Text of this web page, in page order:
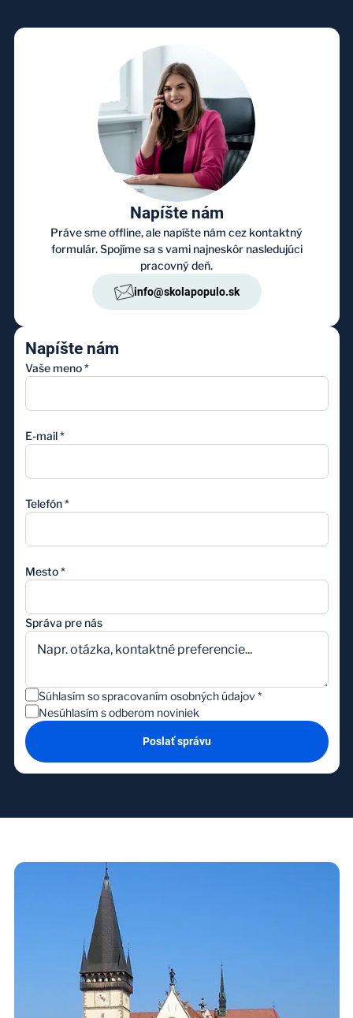
Napíšte nám
Práve sme offline, ale napíšte nám cez kontaktný
formulár. Spojíme sa s vami najneskôr nasledujúci
pracovný deň.
info@skolapopulo.sk
Napíšte nám
Vaše meno *
E-mail *
Telefón *
Mesto *
Správa pre nás
Súhlasím so spracovaním osobných údajov *
Nesúhlasím s odberom noviniek
Poslať správu